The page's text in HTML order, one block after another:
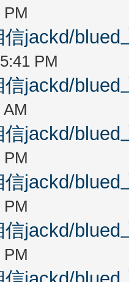
PM
jackd/
PM
jackd/
jackd/
PM
jackd/
PM
jackd/
PM